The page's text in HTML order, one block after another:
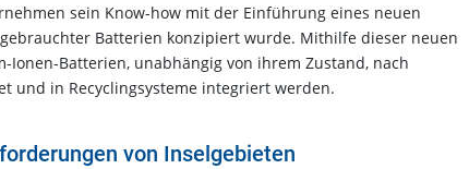
sein Know-how mit der Einführung eines neuen
Batterien konzipiert wurde. Mithilfe dieser neuen
Ionen-Batterien, unabhängig von ihrem Zustand, nach
und in Recyclingsysteme integriert werden.
von Inselgebieten